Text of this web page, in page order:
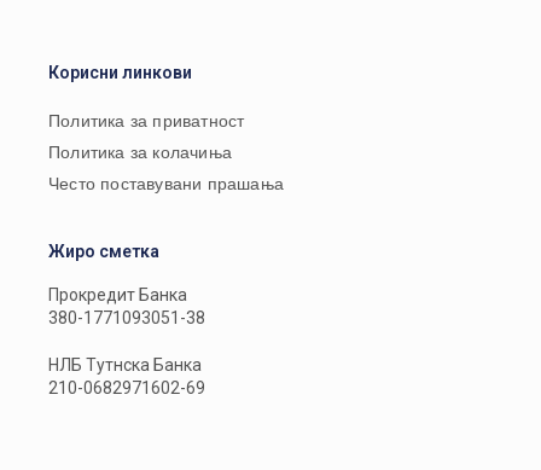
Корисни линкови
Политика за приватност
Политика за колачиња
Често поставувани прашања
Жиро сметка
Прокредит Банка
380-1771093051-38
НЛБ Тутнска Банка
210-0682971602-69